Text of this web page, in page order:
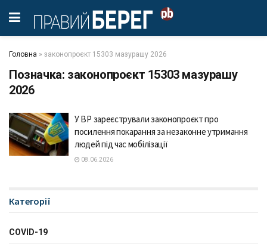
Головна » законопроєкт 15303 мазурашу 2026
Позначка: законопроєкт 15303 мазурашу
2026
У ВР зареєстрували законопроєкт про
посилення покарання за незаконне утримання
людей під час мобілізації
08.06.2026
Категорії
COVID-19